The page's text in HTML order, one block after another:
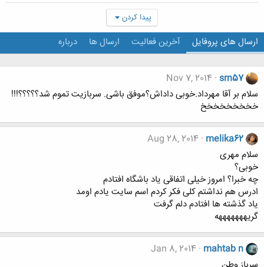
پیدا کردن
ارسال های پروفایل آخرین فعالیت ارسال ها درباره
srn57
Nov 7, 2014
سلام بر آقا مهرداد.خوبی داداش؟موفق باشی. سربازیت تموم شد؟؟؟؟؟!!!
خخخخخخخخخ
melika62
Aug 28, 2014
سلام مهری
خوبی؟
چه خبرا؟ امروز خیلی اتفاقی یاد باشگاه افتادم
ادرس هم نداشتم کلی فکر کردم اسم سایت یادم اومد
یاد گذشته ها افتادم دلم گرفت
گریهههههههه
mahtab n
Jan 8, 2014